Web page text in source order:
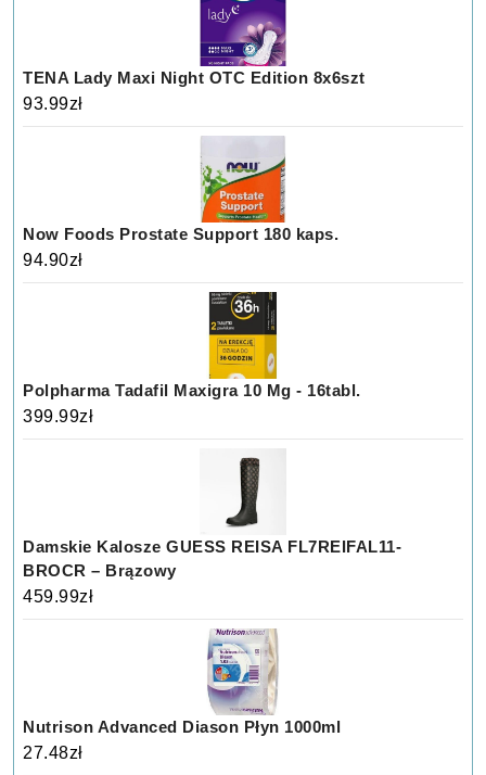
TENA Lady Maxi Night OTC Edition 8x6szt
93.99zł
Now Foods Prostate Support 180 kaps.
94.90zł
Polpharma Tadafil Maxigra 10 Mg - 16tabl.
399.99zł
Damskie Kalosze GUESS REISA FL7REIFAL11-
BROCR – Brązowy
459.99zł
Nutrison Advanced Diason Płyn 1000ml
27.48zł